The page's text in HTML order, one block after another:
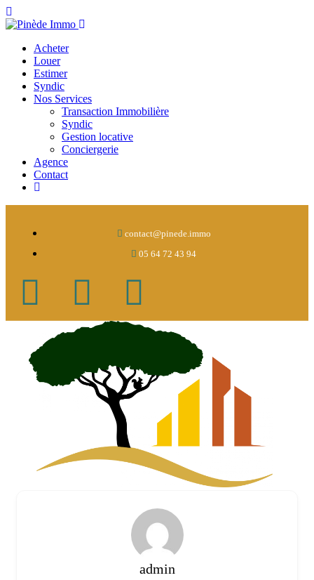
Acheter
Louer
Estimer
Syndic
Nos Services
Transaction Immobilière
Syndic
Gestion locative
Conciergerie
Agence
Contact
contact@pinede.immo
05 64 72 43 94
admin